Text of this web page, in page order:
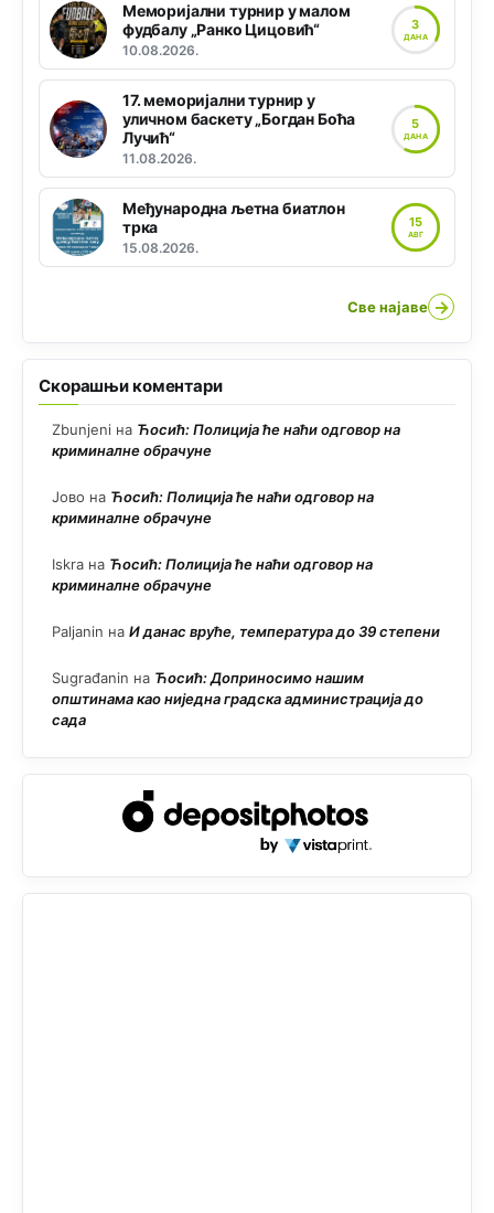
Меморијални турнир у малом
фудбалу „Ранко Цицовић“
10.08.2026.
3
ДАНА
17. меморијални турнир у
уличном баскету „Богдан Боћа
Лучић“
11.08.2026.
5
ДАНА
Међународна љетна биатлон
трка
15.08.2026.
15
АВГ
Све најаве →
Скорашњи коментари
Zbunjeni на Ћосић: Полиција ће наћи одговор на
криминалне обрачуне
Јово на Ћосић: Полиција ће наћи одговор на
криминалне обрачуне
Iskra на Ћосић: Полиција ће наћи одговор на
криминалне обрачуне
Paljanin на И данас вруће, температура до 39 степени
Sugrađanin на Ћосић: Доприносимо нашим
општинама као ниједна градска администрација до
сада